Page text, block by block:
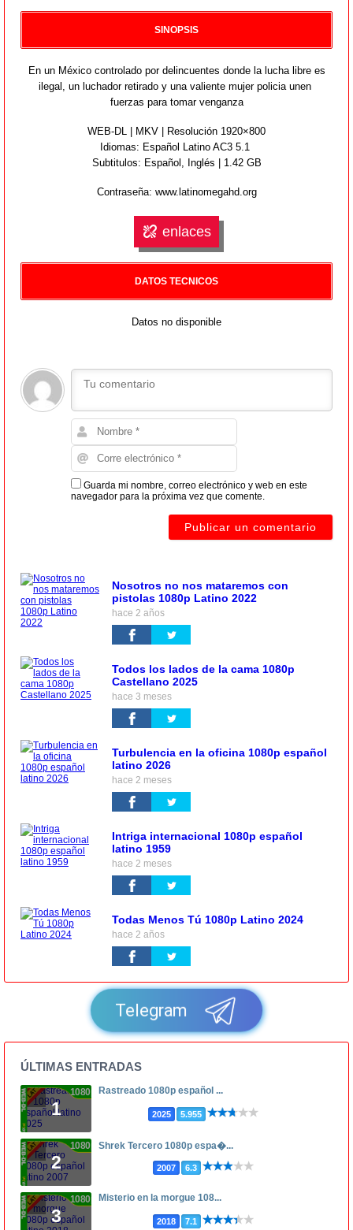
SINOPSIS
En un México controlado por delincuentes donde la lucha libre es
ilegal, un luchador retirado y una valiente mujer policia unen
fuerzas para tomar venganza
WEB-DL | MKV | Resolución 1920×800
Idiomas: Español Latino AC3 5.1
Subtitulos: Español, Inglés | 1.42 GB
Contraseña: www.latinomegahd.org
enlaces
DATOS TECNICOS
Datos no disponible
Guarda mi nombre, correo electrónico y web en este
navegador para la próxima vez que comente.
Nosotros no nos mataremos con
pistolas 1080p Latino 2022
hace 2 años
Todos los lados de la cama 1080p
Castellano 2025
hace 3 meses
Turbulencia en la oficina 1080p español
latino 2026
hace 2 meses
Intriga internacional 1080p español
latino 1959
hace 2 meses
Todas Menos Tú 1080p Latino 2024
hace 2 años
Telegram
ÚLTIMAS ENTRADAS
1
1080p Rastreado 1080p español ...
2025 5.955
2
1080p Shrek Tercero 1080p espa�...
2007 6.3
3
1080p Misterio en la morgue 108...
2018 7.1